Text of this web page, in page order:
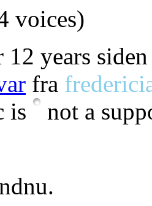
voices)
12 years
fra
is
not a